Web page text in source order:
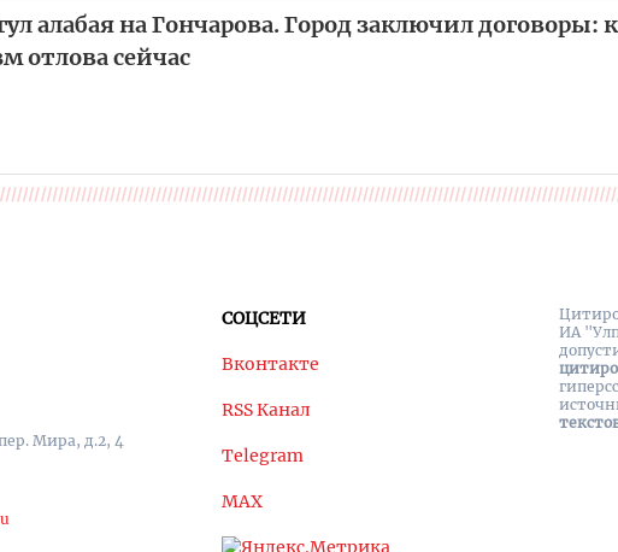
алабая на Гончарова. Город заключил договоры:
отлова сейчас
Мира, д.2, 4
СОЦСЕТИ
Вконтакте
RSS Канал
Telegram
MAX
ИА